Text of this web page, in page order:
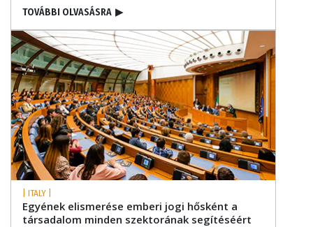
TOVÁBBI OLVASÁSRA ▶
| ITALY |
Egyének elismerése emberi jogi hősként a
társadalom minden szektorának segítéséért